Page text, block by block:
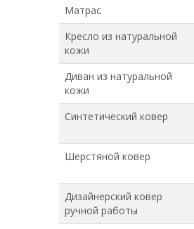
Матрас
Кресло из натуральной
кожи
Диван из натуральной
кожи
Синтетический ковер
Шерстяной ковер
Дизайнерский ковер
ручной работы